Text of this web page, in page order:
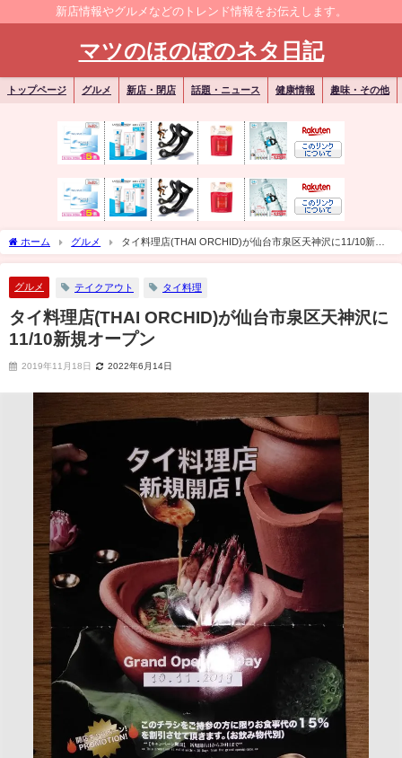
新店情報やグルメなどのトレンド情報をお伝えします。
マツのほのぼのネタ日記
トップページ グルメ 新店・閉店 話題・ニュース 健康情報 趣味・その他
ホーム グルメ
タイ料理店(THAI ORCHID)が仙台市泉区天神沢に11/10新規
オープン
グルメ テイクアウト タイ料理
タイ料理店(THAI ORCHID)が仙台市泉区天神沢に
11/10新規オープン
2019年11月18日 2022年6月14日